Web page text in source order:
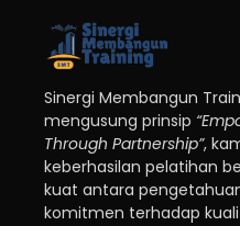
Sinergi Membangun
mengusung prinsip
Through Partnership”,
keberhasilan pelatihan
kuat antara
komitmen terhadap